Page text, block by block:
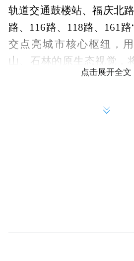
轨道交通鼓楼站、福庆北
路、116路、118路、161
交点亮城市核心枢纽，
山、石林的原生态视觉，
深情问候融入宁波的城市
近距离感受天峻的独特文
现场以藏族歌曲、文旅资
点击展开全文